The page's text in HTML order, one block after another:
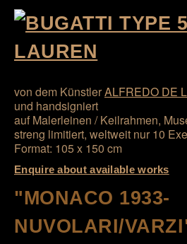
von dem KünstlerALFREDO DE
und handsigniert
auf Malerleinen / Keilrahmen,
streng limitiert, weltweit nur 10
Format: 105 x 150 cm
Enquire about available works
"MONACO 1933-
NUVOLARI/